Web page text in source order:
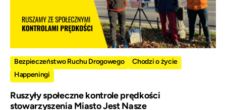
Bezpieczeństwo Ruchu Drogowego
Chodzi o życie
Happeningi
Ruszyły społeczne kontrole prędkości
stowarzyszenia Miasto Jest Nasze